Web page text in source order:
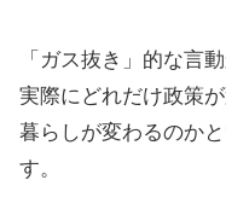
「ガス抜き」的な言
実際にどれだけ政策が
暮らしが変わるのか
す。